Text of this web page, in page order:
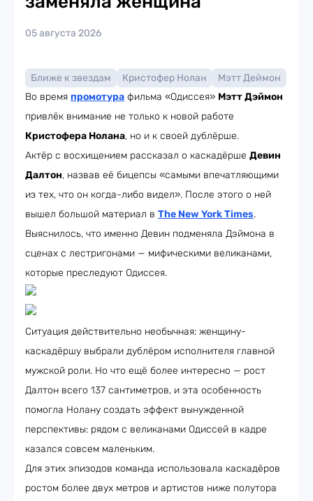
05 августа 2026
Ближе к звездам Кристофер Нолан
Мэтт Деймон
Во время промотура фильма «Одиссея» Мэтт Дэймон
привлёк внимание не только к новой работе
Кристофера Нолана, но и к своей дублёрше.
Актёр с восхищением рассказал о каскадёрше Девин
Далтон, назвав её бицепсы «самыми впечатляющими
из тех, что он когда-либо видел». После этого о ней
вышел большой материал в The New York Times.
Выяснилось, что именно Девин подменяла Дэймона в
сценах с лестригонами — мифическими великанами,
которые преследуют Одиссея.
Ситуация действительно необычная: женщину-
каскадёршу выбрали дублёром исполнителя главной
мужской роли. Но что ещё более интересно — рост
Далтон всего 137 сантиметров, и эта особенность
помогла Нолану создать эффект вынужденной
перспективы: рядом с великанами Одиссей в кадре
казался совсем маленьким.
Для этих эпизодов команда использовала каскадёров
ростом более двух метров и артистов ниже полутора